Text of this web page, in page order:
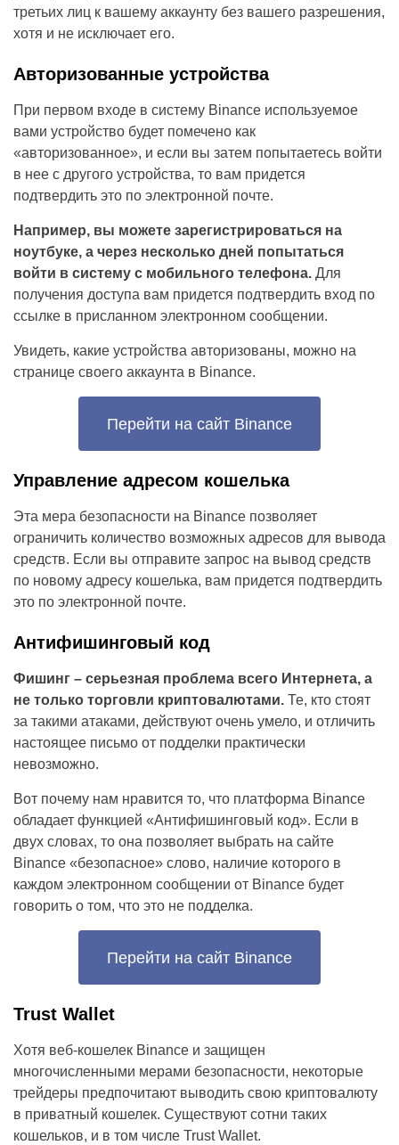
третьих лиц к вашему аккаунту без вашего разрешения,
хотя и не исключает его.
Авторизованные устройства
При первом входе в систему Binance используемое
вами устройство будет помечено как
«авторизованное», и если вы затем попытаетесь войти
в нее с другого устройства, то вам придется
подтвердить это по электронной почте.
Например, вы можете зарегистрироваться на
ноутбуке, а через несколько дней попытаться
войти в систему с мобильного телефона. Для
получения доступа вам придется подтвердить вход по
ссылке в присланном электронном сообщении.
Увидеть, какие устройства авторизованы, можно на
странице своего аккаунта в Binance.
Перейти на сайт Binance
Управление адресом кошелька
Эта мера безопасности на Binance позволяет
ограничить количество возможных адресов для вывода
средств. Если вы отправите запрос на вывод средств
по новому адресу кошелька, вам придется подтвердить
это по электронной почте.
Антифишинговый код
Фишинг – серьезная проблема всего Интернета, а
не только торговли криптовалютами. Те, кто стоят
за такими атаками, действуют очень умело, и отличить
настоящее письмо от подделки практически
невозможно.
Вот почему нам нравится то, что платформа Binance
обладает функцией «Антифишинговый код». Если в
двух словах, то она позволяет выбрать на сайте
Binance «безопасное» слово, наличие которого в
каждом электронном сообщении от Binance будет
говорить о том, что это не подделка.
Перейти на сайт Binance
Trust Wallet
Хотя веб-кошелек Binance и защищен
многочисленными мерами безопасности, некоторые
трейдеры предпочитают выводить свою криптовалюту
в приватный кошелек. Существуют сотни таких
кошельков, и в том числе Trust Wallet.